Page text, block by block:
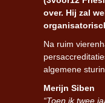
over. Hij zal
Na ruim
algemene
Merijn Siben
“Toen ik twee